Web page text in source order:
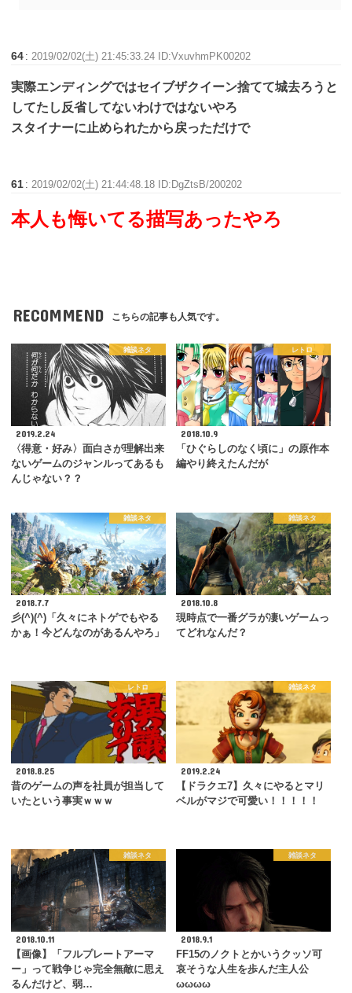
64 :2019/02/02(土) 21:45:33.24 ID:VxuvhmPK00202
実際エンディングではセイブザクイーン捨てて城去ろうと
してたし反省してないわけではないやろ
スタイナーに止められたから戻っただけで
61 :2019/02/02(土) 21:44:48.18 ID:DgZtsB/200202
本人も悔いてる描写あったやろ
RECOMMEND こちらの記事も人気です。
雑談ネタ
2019.2.24
〈得意・好み〉面白さが理解出来
ないゲームのジャンルってあるも
んじゃない？？
レトロ
2018.10.9
「ひぐらしのなく頃に」の原作本
編やり終えたんだが
雑談ネタ
2018.7.7
彡(^)(^)「久々にネトゲでもやる
かぁ！今どんなのがあるんやろ」
雑談ネタ
2018.10.8
現時点で一番グラが凄いゲームっ
てどれなんだ？
レトロ
2018.8.25
昔のゲームの声を社員が担当して
いたという事実ｗｗｗ
雑談ネタ
2019.2.24
【ドラクエ7】久々にやるとマリ
ベルがマジで可愛い！！！！！
雑談ネタ
2018.10.11
【画像】「フルプレートアーマ
ー」って戦争じゃ完全無敵に思え
るんだけど、弱…
雑談ネタ
2018.9.1
FF15のノクトとかいうクッソ可
哀そうな人生を歩んだ主人公
ωωωω